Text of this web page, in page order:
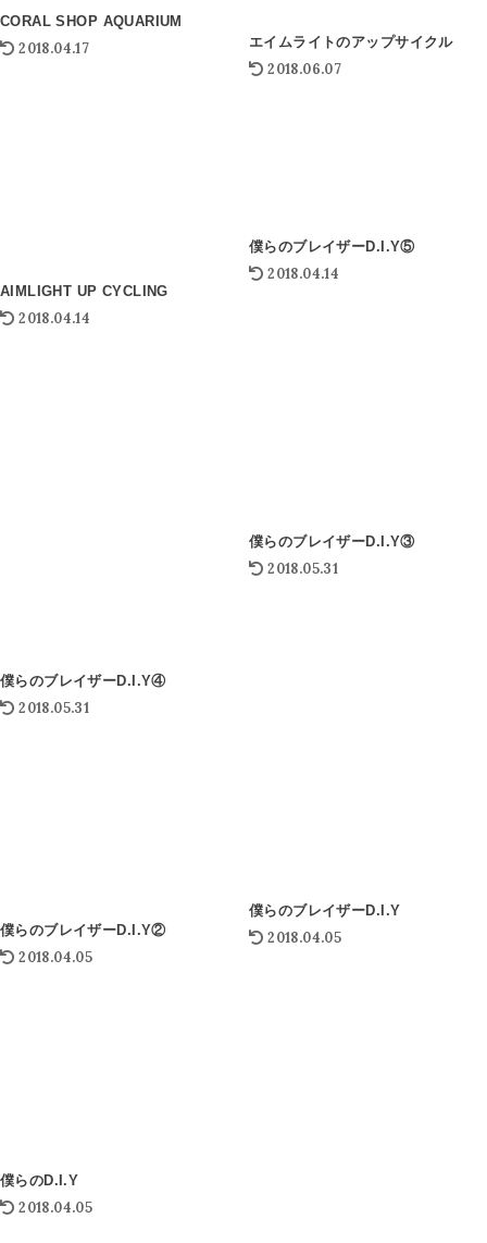
CORAL SHOP AQUARIUM
2018.04.17 エイムライトのアップサイクル
2018.06.07
AIMLIGHT UP CYCLING
2018.04.14
僕らのブレイザーD.I.Y⑤
2018.04.14
僕らのブレイザーD.I.Y④
2018.05.31
僕らのブレイザーD.I.Y③
2018.05.31
僕らのブレイザーD.I.Y②
2018.04.05
僕らのブレイザーD.I.Y
2018.04.05
僕らのD.I.Y
2018.04.05